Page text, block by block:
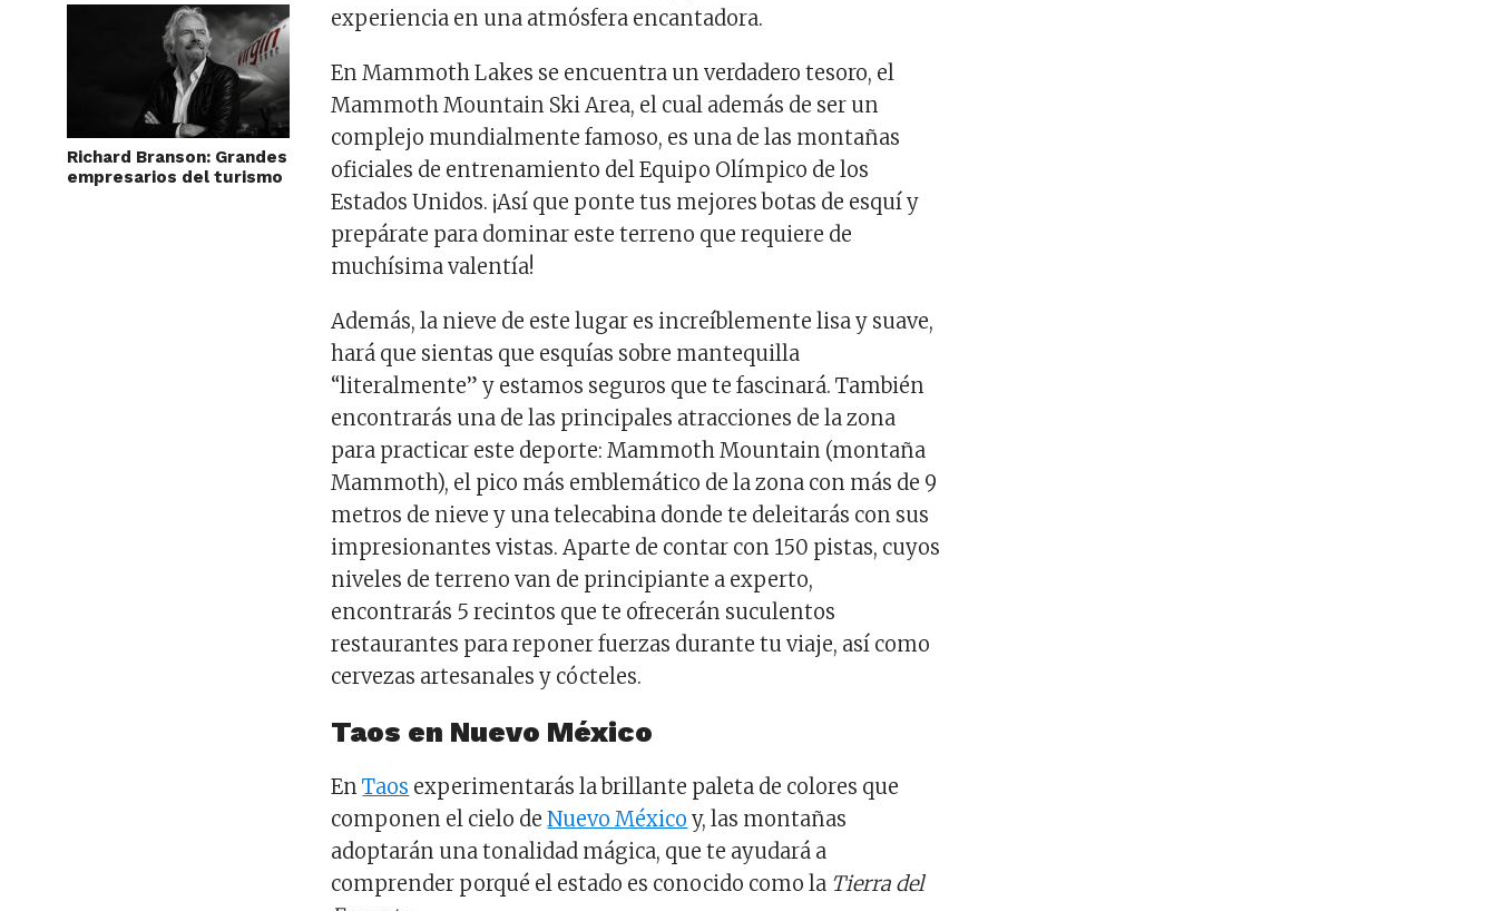
Richard Branson: Grandes
empresarios del turismo
experiencia en una atmósfera encantadora.
En Mammoth Lakes se encuentra un verdadero tesoro, el
Mammoth Mountain Ski Area, el cual además de ser un
complejo mundialmente famoso, es una de las montañas
oficiales de entrenamiento del Equipo Olímpico de los
Estados Unidos. ¡Así que ponte tus mejores botas de esquí y
prepárate para dominar este terreno que requiere de
muchísima valentía!
Además, la nieve de este lugar es increíblemente lisa y suave,
hará que sientas que esquías sobre mantequilla
“literalmente” y estamos seguros que te fascinará. También
encontrarás una de las principales atracciones de la zona
para practicar este deporte: Mammoth Mountain (montaña
Mammoth), el pico más emblemático de la zona con más de 9
metros de nieve y una telecabina donde te deleitarás con sus
impresionantes vistas. Aparte de contar con 150 pistas, cuyos
niveles de terreno van de principiante a experto, ​
encontrarás 5 recintos que te ofrecerán suculentos
restaurantes para reponer fuerzas durante tu viaje, así como
cervezas artesanales y cócteles.
Taos en Nuevo México
EnTaos experimentarás la brillante paleta de colores que
componen el cielo deNuevo México y, las montañas
adoptarán una tonalidad mágica, que te ayudará a
comprender porqué el estado es conocido como la Tierra del